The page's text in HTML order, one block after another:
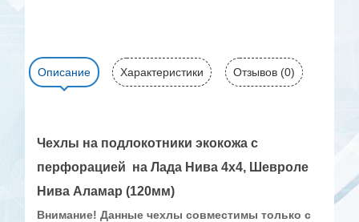
Описание Характеристики Отзывов (0)
Чехлы на подлокотники экокожа с
перфорацией на Лада Нива 4х4, Шевроле
Нива Аламар (120мм)
Внимание! Данные чехлы совместимы только с